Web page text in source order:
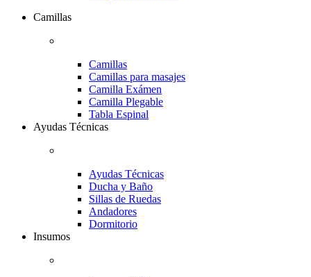
Camillas
Camillas
Camillas para masajes
Camilla Exámen
Camilla Plegable
Tabla Espinal
Ayudas Técnicas
Ayudas Técnicas
Ducha y Baño
Sillas de Ruedas
Andadores
Dormitorio
Insumos